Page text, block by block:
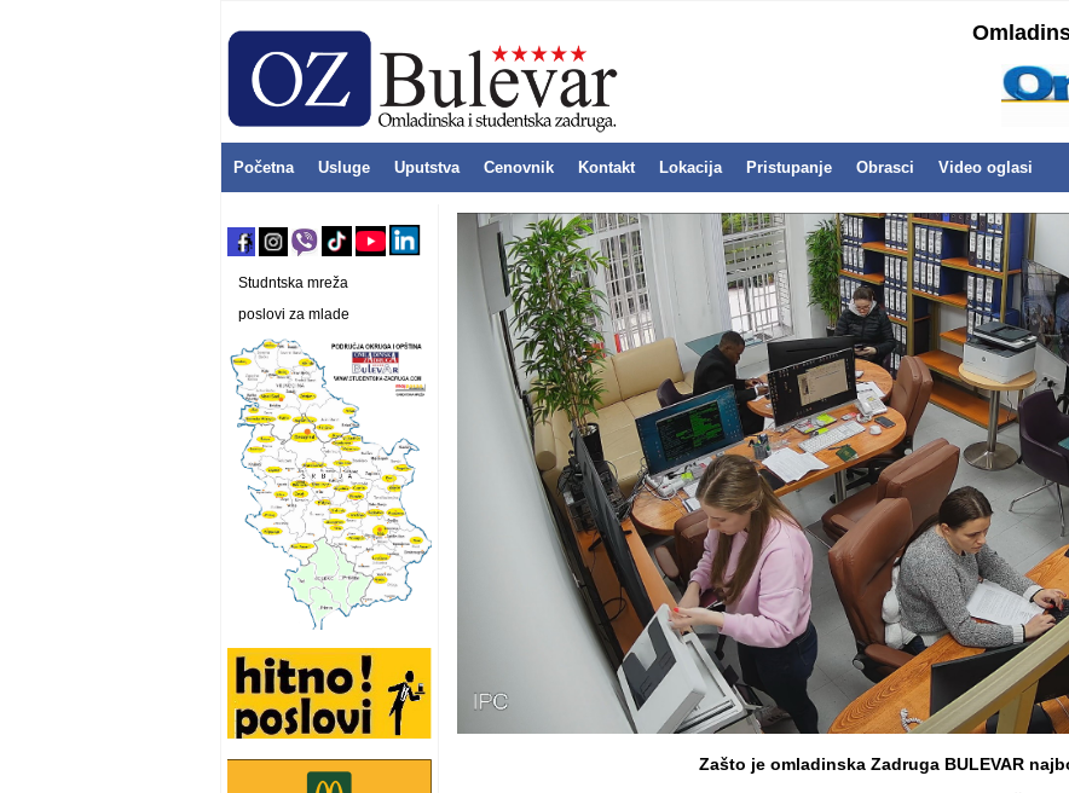
Početna Usluge Uputstva Cenovnik Kontakt Lokacija Pristupanje Obrasci Video oglasi
Studntska mreža
poslovi za mlade
Zašto je omladinska Zadruga BULEVAR